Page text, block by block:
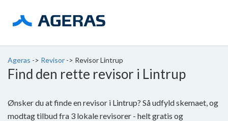
Ageras -> Revisor -> Revisor Lintrup
Find den rette revisor i Lintrup
Ønsker du at finde en revisor i Lintrup? Så udfyld skemaet, og
modtag tilbud fra 3 lokale revisorer - helt gratis og